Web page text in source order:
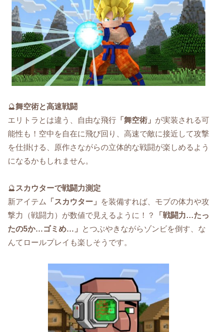
🔮舞空術と高速戦闘
エリトラとは違う、自由な飛行 「舞空術」 が実装される可
能性も！空中を自在に飛び回り、高速で敵に接近して攻撃
を仕掛ける、原作さながらの立体的な戦闘が楽しめるよう
になるかもしれません。
🔮スカウターで戦闘力測定
新アイテム 「スカウター」
を装備すれば、モブの体力や攻
撃力（戦闘力）が数値で見えるように！？
「戦闘力…たっ
たの5か…ゴミめ…」
とつぶやきながらゾンビを倒す、な
んてロールプレイも楽しそうです。